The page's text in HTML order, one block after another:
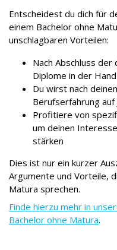
Entscheidest du dich für
einem Bachelor ohne
unschlagbaren Vorteilen:
Nach Abschluss der
Diplome in der Hand
Du wirst nach
Berufserfahrung auf
Profitiere von
um deinen
stärken
Dies ist nur ein kurzer
Argumente und Vorteile,
Matura sprechen.
Finde hierzu mehr in
Bachelor ohne Matura.